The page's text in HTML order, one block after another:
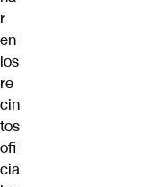
r
en
los
re
cin
tos
ofi
cia